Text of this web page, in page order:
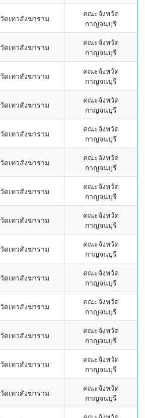
วัดเทวสังฆาราม
คณะจังหวัด
กาญจนบุรี
วัดเทวสังฆาราม
คณะจังหวัด
กาญจนบุรี
วัดเทวสังฆาราม
คณะจังหวัด
กาญจนบุรี
วัดเทวสังฆาราม
คณะจังหวัด
กาญจนบุรี
วัดเทวสังฆาราม
คณะจังหวัด
กาญจนบุรี
วัดเทวสังฆาราม
คณะจังหวัด
กาญจนบุรี
วัดเทวสังฆาราม
คณะจังหวัด
กาญจนบุรี
วัดเทวสังฆาราม
คณะจังหวัด
กาญจนบุรี
วัดเทวสังฆาราม
คณะจังหวัด
กาญจนบุรี
วัดเทวสังฆาราม
คณะจังหวัด
กาญจนบุรี
วัดเทวสังฆาราม
คณะจังหวัด
กาญจนบุรี
วัดเทวสังฆาราม
คณะจังหวัด
กาญจนบุรี
วัดเทวสังฆาราม
คณะจังหวัด
กาญจนบุรี
วัดเทวสังฆาราม
คณะจังหวัด
กาญจนบุรี